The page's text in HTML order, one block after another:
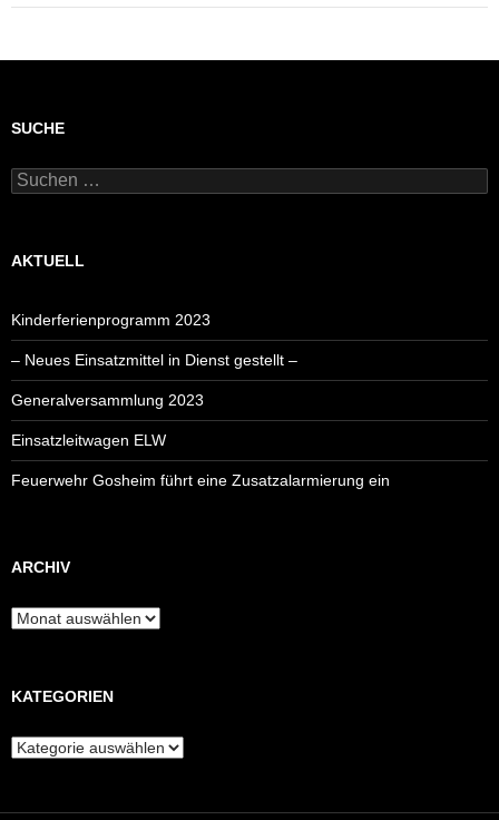
SUCHE
Suchen
nach:
AKTUELL
Kinderferienprogramm 2023
– Neues Einsatzmittel in Dienst gestellt –
Generalversammlung 2023
Einsatzleitwagen ELW
Feuerwehr Gosheim führt eine Zusatzalarmierung ein
ARCHIV
Archiv
KATEGORIEN
Kategorien